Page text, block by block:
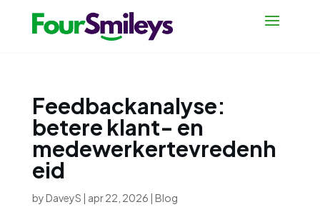
Feedbackanalyse:
betere klant- en
medewerkertevredenh
eid
byDaveyS | apr 22, 2026 | Blog